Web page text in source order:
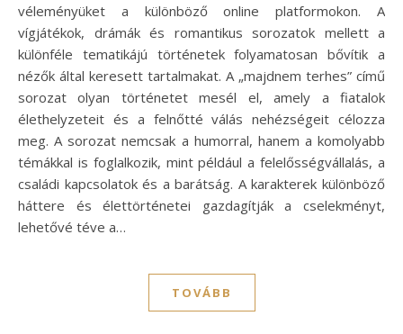
véleményüket a különböző online platformokon. A
vígjátékok, drámák és romantikus sorozatok mellett a
különféle tematikájú történetek folyamatosan bővítik a
nézők által keresett tartalmakat. A „majdnem terhes” című
sorozat olyan történetet mesél el, amely a fiatalok
élethelyzeteit és a felnőtté válás nehézségeit célozza
meg. A sorozat nemcsak a humorral, hanem a komolyabb
témákkal is foglalkozik, mint például a felelősségvállalás, a
családi kapcsolatok és a barátság. A karakterek különböző
háttere és élettörténetei gazdagítják a cselekményt,
lehetővé téve a…
TOVÁBB